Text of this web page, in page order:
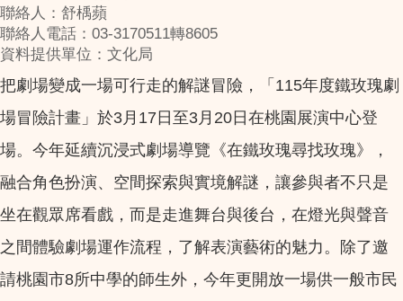
聯絡人：舒楀蘋
聯絡人電話：03-3170511轉8605
資料提供單位：文化局
把劇場變成一場可行走的解謎冒險，「115年度鐵玫瑰劇
場冒險計畫」於3月17日至3月20日在桃園展演中心登
場。今年延續沉浸式劇場導覽《在鐵玫瑰尋找玫瑰》，
融合角色扮演、空間探索與實境解謎，讓參與者不只是
坐在觀眾席看戲，而是走進舞台與後台，在燈光與聲音
之間體驗劇場運作流程，了解表演藝術的魅力。除了邀
請桃園市8所中學的師生外，今年更開放一場供一般市民